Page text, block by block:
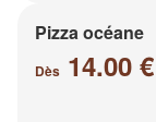
Pizza océane
Dès 14.00 €